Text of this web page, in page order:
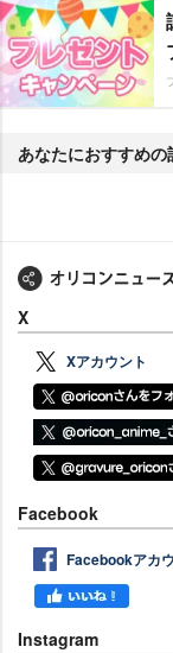
あなたにおすすめの
X
Xアカウント
Facebook
Facebookアカ
Instagram